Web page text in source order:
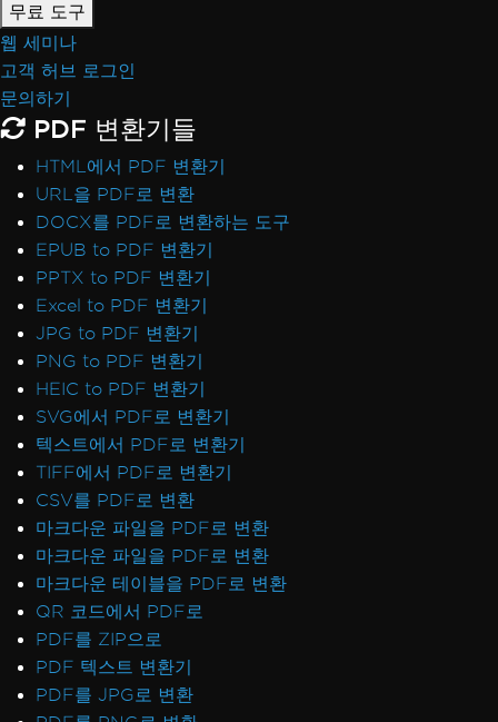
무료 도구
웹 세미나
고객 허브 로그인
문의하기
PDF 변환기들
HTML에서 PDF 변환기
URL을 PDF로 변환
DOCX를 PDF로 변환하는 도구
EPUB to PDF 변환기
PPTX to PDF 변환기
Excel to PDF 변환기
JPG to PDF 변환기
PNG to PDF 변환기
HEIC to PDF 변환기
SVG에서 PDF로 변환기
텍스트에서 PDF로 변환기
TIFF에서 PDF로 변환기
CSV를 PDF로 변환
마크다운 파일을 PDF로 변환
마크다운 파일을 PDF로 변환
마크다운 테이블을 PDF로 변환
QR 코드에서 PDF로
PDF를 ZIP으로
PDF 텍스트 변환기
PDF를 JPG로 변환